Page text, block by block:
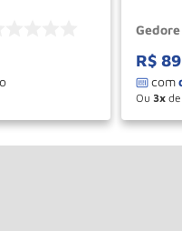
COMPRAR
Gedore
R$ 89
Ou 3 de
－